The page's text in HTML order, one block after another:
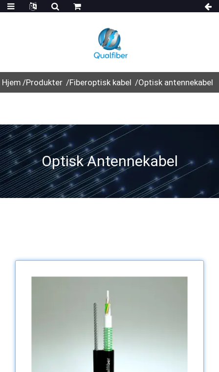
Hjem Produkter Fiberoptisk kabel Optisk antennekabel
Optisk Antennekabel